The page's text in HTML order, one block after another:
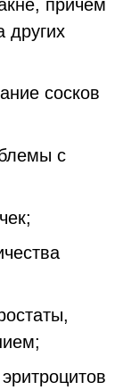
других
сосков
с